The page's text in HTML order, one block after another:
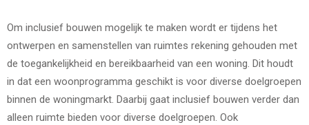
Om inclusief bouwen mogelijk te maken wordt er tijdens het
ontwerpen en samenstellen van ruimtes rekening gehouden met
de toegankelijkheid en bereikbaarheid van een woning. Dit houdt
in dat een woonprogramma geschikt is voor diverse doelgroepen
binnen de woningmarkt. Daarbij gaat inclusief bouwen verder dan
alleen ruimte bieden voor diverse doelgroepen. Ook